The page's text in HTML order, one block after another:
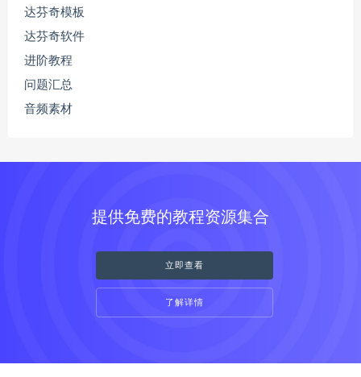
达芬奇模板
达芬奇软件
进阶教程
问题汇总
音频素材
提供免费的教程资源集合
立即查看
了解详情